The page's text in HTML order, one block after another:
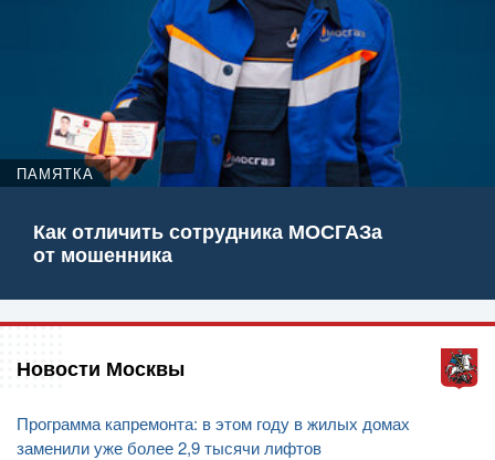
ПАМЯТКА
Как отличить сотрудника МОСГАЗа
от мошенника
Новости Москвы
Программа капремонта: в этом году в жилых домах
заменили уже более 2,9 тысячи лифтов